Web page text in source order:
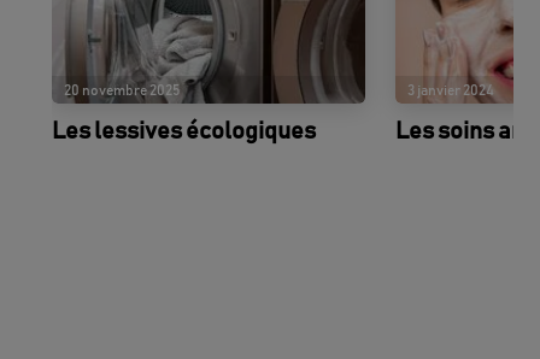
20 novembre 2025
Les lessives écologiques
3 janvier 2024
Les soins